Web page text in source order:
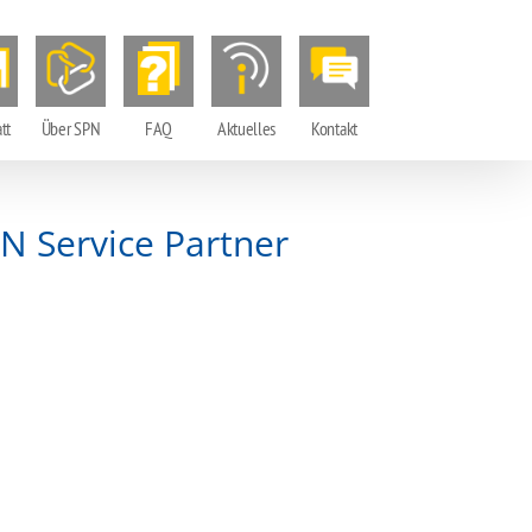
Über SPN FAQ Aktuelles Kontakt
Service Partner